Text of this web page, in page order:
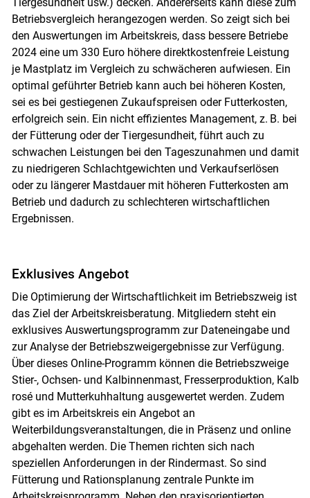
Betriebsvergleich herangezogen werden. So zeigt sich bei
den Auswertungen im Arbeitskreis, dass bessere Betriebe
2024 eine um 330 Euro höhere direktkostenfreie Leistung
je Mastplatz im Vergleich zu schwächeren aufwiesen. Ein
optimal geführter Betrieb kann auch bei höheren Kosten,
sei es bei gestiegenen Zukaufspreisen oder Futterkosten,
erfolgreich sein. Ein nicht effizientes Management, z. B. bei
der Fütterung oder der Tiergesundheit, führt auch zu
schwachen Leistungen bei den Tageszunahmen und damit
zu niedrigeren Schlachtgewichten und Verkaufserlösen
oder zu längerer Mastdauer mit ­höheren Futterkosten am
Betrieb und dadurch zu schlechteren wirtschaftlichen
Ergebnissen.
Exklusives Angebot
Die Optimierung der Wirtschaftlichkeit im Betriebszweig ist
das Ziel der Arbeitskreisberatung. Mitgliedern steht ein
exklusives Auswertungsprogramm zur Dateneingabe und
zur Analyse der Betriebszweig­ergebnisse zur Verfügung.
Über dieses Online-Programm können die Betriebszweige
Stier-, Ochsen- und Kalbinnenmast, Fresserproduktion, Kalb
rosé und Mutterkuhhaltung ausgewertet werden. Zudem
gibt es im Arbeitskreis ein Angebot an
Weiterbildungsveranstaltungen, die in Präsenz und online
abgehalten werden. Die Themen richten sich nach
speziellen Anforderungen in der Rindermast. So sind
Fütterung und Rationsplanung zentrale Punkte im